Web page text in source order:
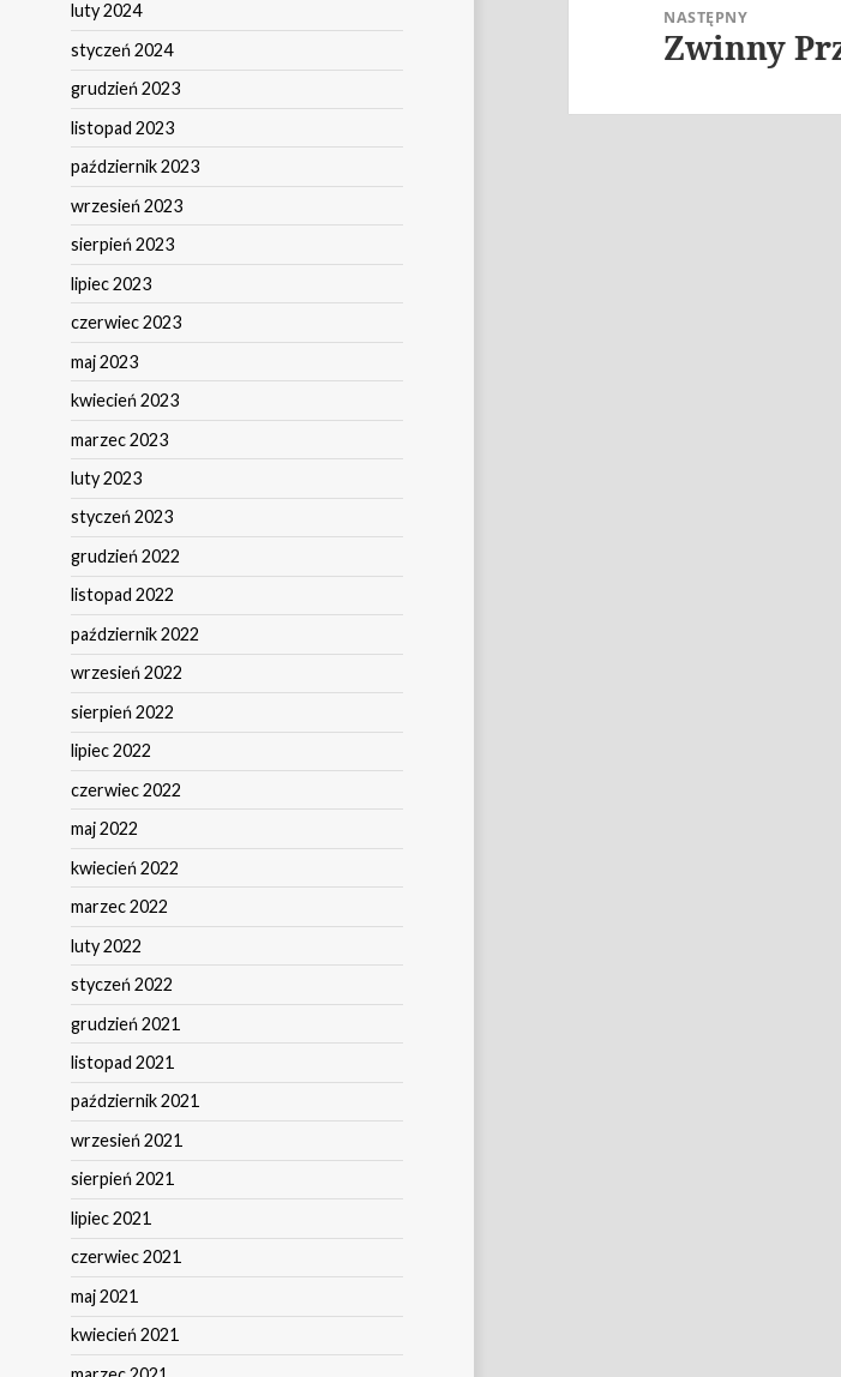
luty 2024
styczeń 2024
grudzień 2023
listopad 2023
październik 2023
wrzesień 2023
sierpień 2023
lipiec 2023
czerwiec 2023
maj 2023
kwiecień 2023
marzec 2023
luty 2023
styczeń 2023
grudzień 2022
listopad 2022
październik 2022
wrzesień 2022
sierpień 2022
lipiec 2022
czerwiec 2022
maj 2022
kwiecień 2022
marzec 2022
luty 2022
styczeń 2022
grudzień 2021
listopad 2021
październik 2021
wrzesień 2021
sierpień 2021
lipiec 2021
czerwiec 2021
maj 2021
kwiecień 2021
NASTĘPNY
Następny
Zwinny